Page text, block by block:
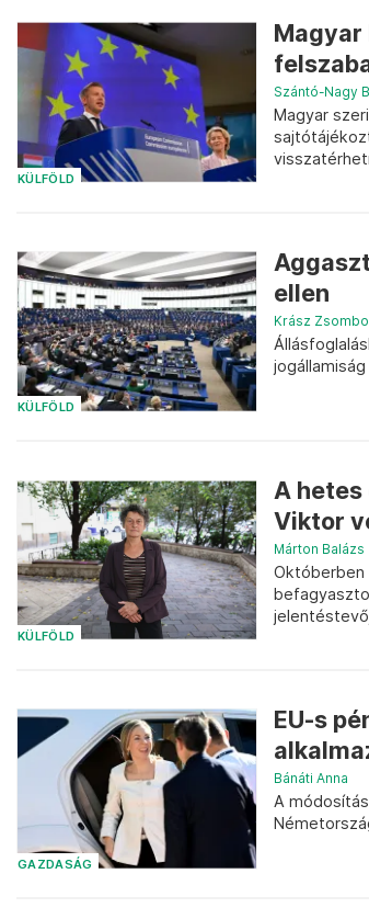
KÜLFÖLD
Szántó-Nagy
Magyar
KÜLFÖLD
ellen
Krász
KÜLFÖLD
A
Viktor
Márton Balázs
Októberben
GAZDASÁG
EU-s
Bánáti Anna
A